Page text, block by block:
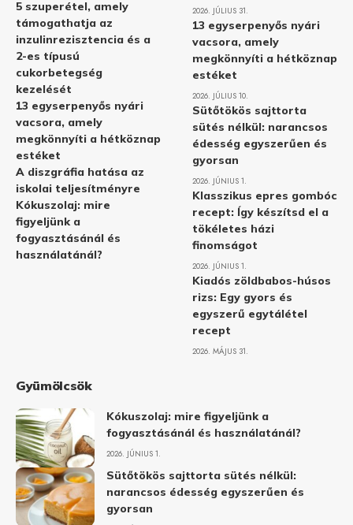
5 szuperétel, amely
támogathatja az
inzulinrezisztencia és a
2-es típusú
cukorbetegség
kezelését
13 egyserpenyős nyári
vacsora, amely
megkönnyíti a hétköznap
estéket
A diszgráfia hatása az
iskolai teljesítményre
Kókuszolaj: mire
figyeljünk a
fogyasztásánál és
használatánál?
2026. JÚLIUS 31.
13 egyserpenyős nyári
vacsora, amely
megkönnyíti a hétköznap
estéket
2026. JÚLIUS 10.
Sütőtökös sajttorta
sütés nélkül: narancsos
édesség egyszerűen és
gyorsan
2026. JÚNIUS 1.
Klasszikus epres gombóc
recept: Így készítsd el a
tökéletes házi
finomságot
2026. JÚNIUS 1.
Kiadós zöldbabos-húsos
rizs: Egy gyors és
egyszerű egytálétel
recept
2026. MÁJUS 31.
Gyümölcsök
Kókuszolaj: mire figyeljünk a
fogyasztásánál és használatánál?
2026. JÚNIUS 1.
Sütőtökös sajttorta sütés nélkül:
narancsos édesség egyszerűen és
gyorsan